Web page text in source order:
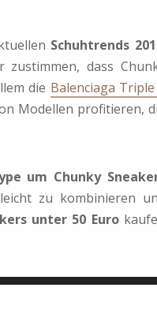
Schuhtrends
dass
die Balenciaga Triple
Modellen profitieren,
um Chunky
zu kombinieren
unter 50 Euro